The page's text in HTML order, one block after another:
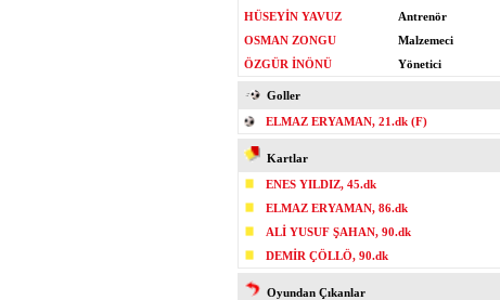
HÜSEYİN YAVUZ
Antrenör
OSMAN ZONGU
Malzemeci
ÖZGÜR İNÖNÜ
Yönetici
Goller
ELMAZ ERYAMAN, 21.dk (F)
Kartlar
ENES YILDIZ, 45.dk
ELMAZ ERYAMAN, 86.dk
ALİ YUSUF ŞAHAN, 90.dk
DEMİR ÇÖLLÖ, 90.dk
Oyundan Çıkanlar